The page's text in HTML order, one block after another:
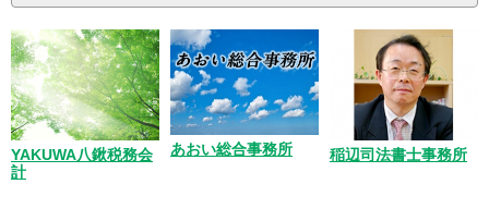
YAKUWA八鍬税務会
計
あおい総合事務所 稲辺司法書士事務所